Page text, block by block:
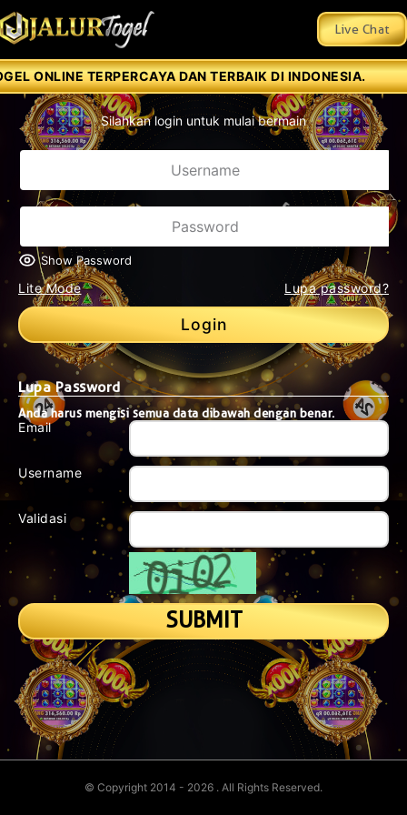
Live Chat
ONLINE TERPERCAYA DAN TERBAIK DI INDONESIA.
Silahkan login untuk mulai bermain
Show Password
Lite Mode Lupa password?
Login
Lupa Password
Anda harus mengisi semua data dibawah dengan benar.
Email
Username
Validasi
© Copyright 2014 - 2026 . All Rights Reserved.